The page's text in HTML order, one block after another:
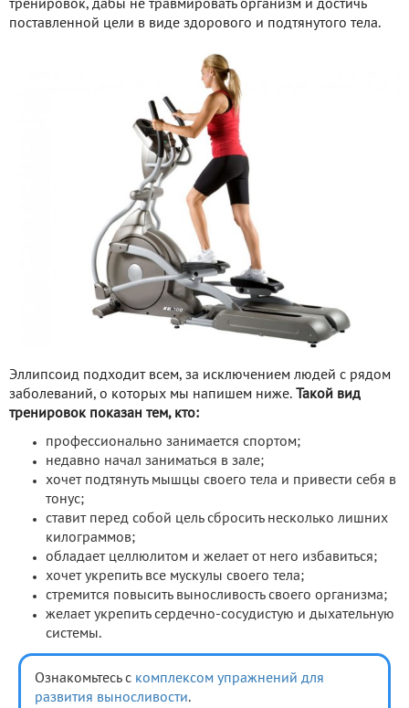
тренировок, дабы не травмировать организм и достичь
поставленной цели в виде здорового и подтянутого тела.
Эллипсоид подходит всем, за исключением людей с рядом
заболеваний, о которых мы напишем ниже.
Такой вид
тренировок показан тем, кто:
профессионально занимается спортом;
недавно начал заниматься в зале;
хочет подтянуть мышцы своего тела и привести себя в
тонус;
ставит перед собой цель сбросить несколько лишних
килограммов;
обладает целлюлитом и желает от него избавиться;
хочет укрепить все мускулы своего тела;
стремится повысить выносливость своего организма;
желает укрепить сердечно-сосудистую и дыхательную
системы.
Ознакомьтесь с комплексом упражнений для
развития выносливости.